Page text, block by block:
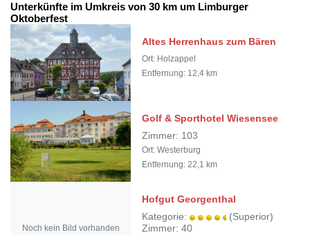
Unterkünfte im Umkreis von 30 km um Limburger
Oktoberfest
Altes Herrenhaus zum Bären
Ort: Holzappel
Entfernung: 12,4 km
Golf & Sporthotel Wiesensee
Zimmer: 103
Ort: Westerburg
Entfernung: 22,1 km
Noch kein Bild vorhanden
Hofgut Georgenthal
Kategorie:
(Superior)
Zimmer: 40